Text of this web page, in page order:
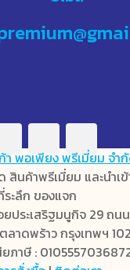
า พอเพียง พรีเมี่ยม จำ
สินค้าพรีเมี่ยม และนำเ
ะลึก ของแจก
ประเสริฐมนูกิจ 29 ถน
ลาดพร้าว กรุงเทพฯ
ยภาษี :